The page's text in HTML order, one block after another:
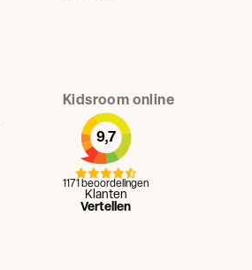
Kidsroom online
9,7
Klanten
Vertellen
1171 beoordelingen